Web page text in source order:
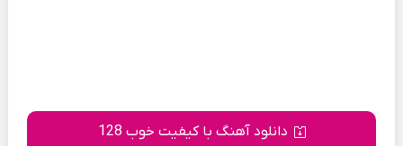
دانلود آهنگ با کیفیت خوب 128